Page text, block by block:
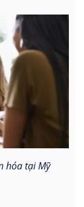
hóa tại Mỹ